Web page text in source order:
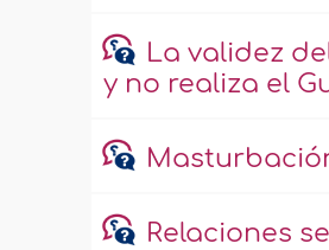
La validez
y no realiza el
Relaciones